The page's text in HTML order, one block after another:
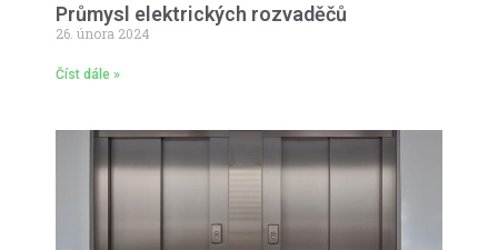
Průmysl elektrických rozvaděčů
26. února 2024
Číst dále »